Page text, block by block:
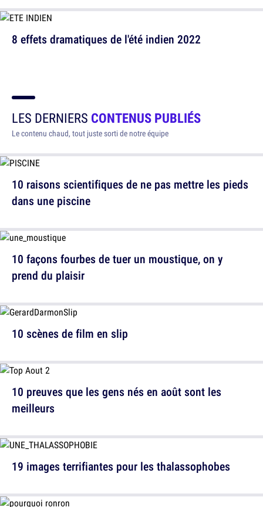
8 effets dramatiques de l'été indien 2022
LES DERNIERS CONTENUS PUBLIÉS
Le contenu chaud, tout juste sorti de notre équipe
10 raisons scientifiques de ne pas mettre les pieds
dans une piscine
10 scènes de film en slip
19 images terrifiantes pour les thalassophobes
10 façons fourbes de tuer un moustique, on y
prend du plaisir
10 preuves que les gens nés en août sont les
meilleurs